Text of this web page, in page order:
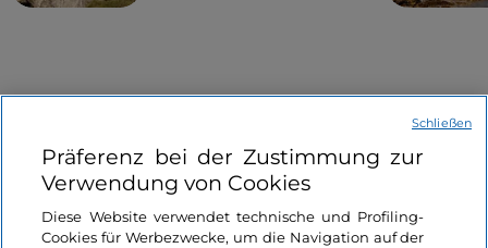
Informationen über die Seite
Präferenz bei der Zustimmung zur
Verwendung von Cookies
Diese Website verwendet technische und Profiling-
Cookies für Werbezwecke, um die Navigation auf der
Schließen